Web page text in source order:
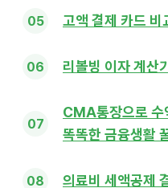
고액 결제 카드 비
리볼빙 이자 계산
CMA통장으로 수
똑똑한 금융생활
의료비 세액공제